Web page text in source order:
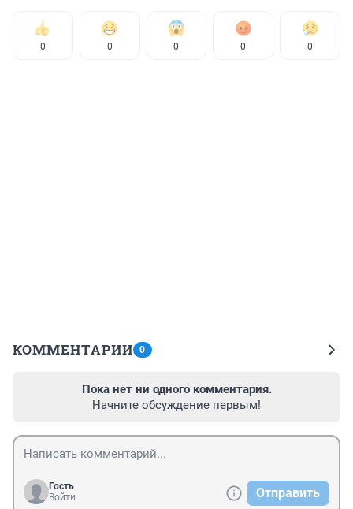
0 0 0 0 0
КОММЕНТАРИИ 0
Пока нет ни одного комментария.
Начните обсуждение первым!
Гость
Войти
Отправить